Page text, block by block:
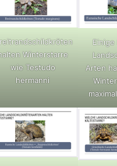
Winterstarre
wie Testudo
hermanni
Einige
Arten